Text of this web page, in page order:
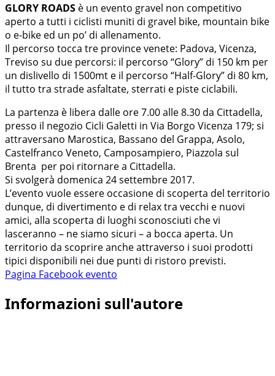
GLORY ROADS è un evento gravel non competitivo
aperto a tutti i ciclisti muniti di gravel bike, mountain bike
o e-bike ed un po’ di allenamento.
Il percorso tocca tre province venete: Padova, Vicenza,
Treviso su due percorsi: il percorso “Glory” di 150 km per
un dislivello di 1500mt e il percorso “Half-Glory” di 80 km,
il tutto tra strade asfaltate, sterrati e piste ciclabili.
La partenza è libera dalle ore 7.00 alle 8.30 da Cittadella,
presso il negozio Cicli Galetti in Via Borgo Vicenza 179; si
attraversano Marostica, Bassano del Grappa, Asolo,
Castelfranco Veneto, Camposampiero, Piazzola sul
Brenta per poi ritornare a Cittadella.
Si svolgerà domenica 24 settembre 2017.
L’evento vuole essere occasione di scoperta del territorio
dunque, di divertimento e di relax tra vecchi e nuovi
amici, alla scoperta di luoghi sconosciuti che vi
lasceranno – ne siamo sicuri – a bocca aperta. Un
territorio da scoprire anche attraverso i suoi prodotti
tipici disponibili nei due punti di ristoro previsti.
Pagina Facebook evento
Informazioni sull'autore